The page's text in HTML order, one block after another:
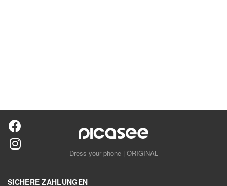
Dress your phone | ORIGINAL
SICHERE ZAHLUNGEN